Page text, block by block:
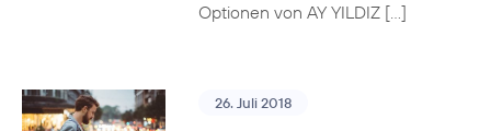
Optionen von AY YILDIZ […]
26. Juli 2018